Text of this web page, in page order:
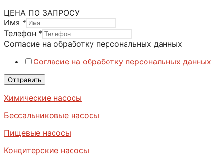
ЦЕНА ПО ЗАПРОСУ
Имя *
Телефон *
Согласие на обработку персональных данных
Согласие на обработку персональных данных
Отправить
Химические насосы
Бессальниковые насосы
Пищевые насосы
Кондитерские насосы